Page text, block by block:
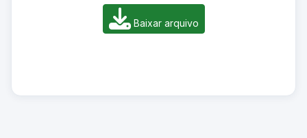
Baixar arquivo